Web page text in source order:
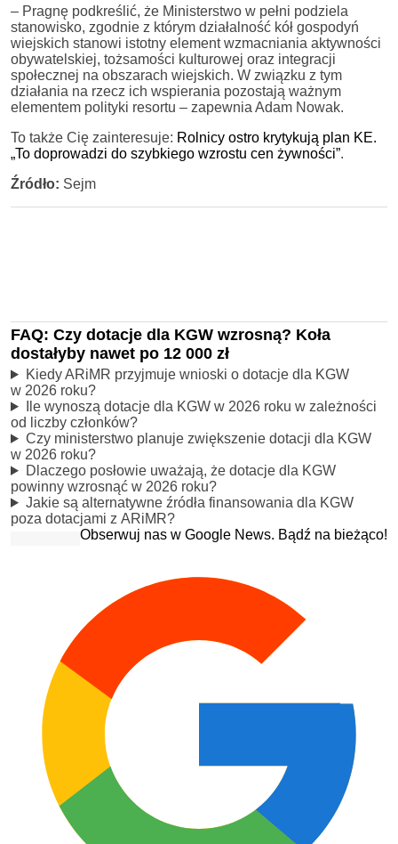
– Pragnę podkreślić, że Ministerstwo w pełni podziela
stanowisko, zgodnie z którym działalność kół gospodyń
wiejskich stanowi istotny element wzmacniania aktywności
obywatelskiej, tożsamości kulturowej oraz integracji
społecznej na obszarach wiejskich. W związku z tym
działania na rzecz ich wspierania pozostają ważnym
elementem polityki resortu – zapewnia Adam Nowak.
To także Cię zainteresuje: Rolnicy ostro krytykują plan KE.
„To doprowadzi do szybkiego wzrostu cen żywności”.
Źródło: Sejm
FAQ: Czy dotacje dla KGW wzrosną? Koła
dostałyby nawet po 12 000 zł
Kiedy ARiMR przyjmuje wnioski o dotacje dla KGW
w 2026 roku?
Ile wynoszą dotacje dla KGW w 2026 roku w zależności
od liczby członków?
Czy ministerstwo planuje zwiększenie dotacji dla KGW
w 2026 roku?
Dlaczego posłowie uważają, że dotacje dla KGW
powinny wzrosnąć w 2026 roku?
Jakie są alternatywne źródła finansowania dla KGW
poza dotacjami z ARiMR?
Obserwuj nas w Google News. Bądź na bieżąco!